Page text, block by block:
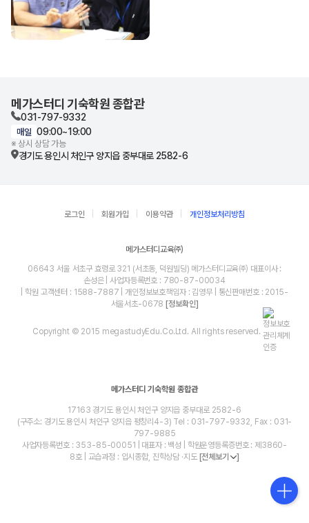
메가스터디 기숙학원 종합관
031-797-9332
매일 09:00~19:00
※ 상시 상담 가능
경기도 용인시 처인구양지읍 중부대로 2582-6
로그인 회원가입 이용약관 개인정보처리방침
메가스터디교육㈜
06643 서울 서초구 효령로 321 (서초동, 덕원빌딩) 메가스터디교육㈜ 대표이사 :
손성은 | 사업자등록번호 : 780-87-00034
| 학원 고객센터 : 1588-7887 | 개인정보보호책임자 : 김영무 | 통신판매번호 : 2015-
서울서초-0678[정보확인]
Copyright © 2015 megastudyEdu.Co.Ltd. All rights reserved.
메가스터디 기숙학원 종합관
17163 경기도 용인시 처인구 양지읍 중부대로 2582-6
(구주소: 경기도 용인시 처인구 양지읍 평창리4-3) Tel : 031-797-9332, Fax : 031-
797-9885
사업자등록번호 : 353-85-00051 | 대표자 : 백성 | 학원운영등록증번호 : 제3860-
8호 | 교습과정 : 입시종합, 진학상담 ·지도 [전체보기 ]